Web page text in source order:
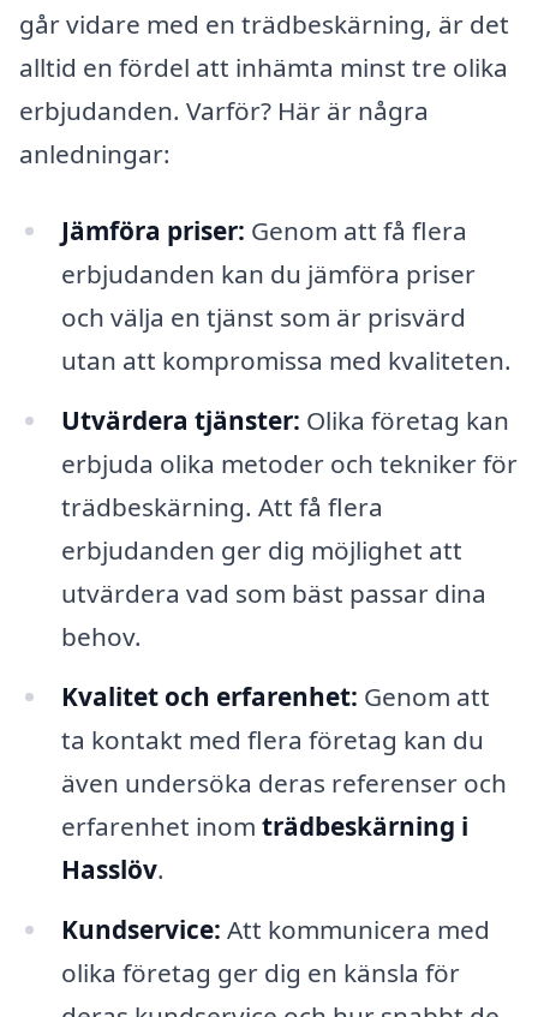
går vidare med en trädbeskärning, är det
alltid en fördel att inhämta minst tre olika
erbjudanden. Varför? Här är några
anledningar:
Jämföra priser: Genom att få flera
erbjudanden kan du jämföra priser
och välja en tjänst som är prisvärd
utan att kompromissa med kvaliteten.
Utvärdera tjänster: Olika företag kan
erbjuda olika metoder och tekniker för
trädbeskärning. Att få flera
erbjudanden ger dig möjlighet att
utvärdera vad som bäst passar dina
behov.
Kvalitet och erfarenhet: Genom att
ta kontakt med flera företag kan du
även undersöka deras referenser och
erfarenhet inom trädbeskärning i
Hasslöv.
Kundservice: Att kommunicera med
olika företag ger dig en känsla för